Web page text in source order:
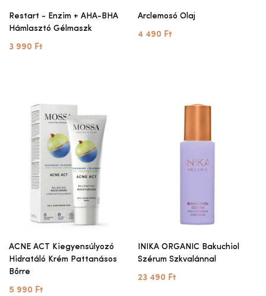
Restart - Enzim + AHA-BHA
Hámlasztó Gélmaszk
3 990 Ft
Arclemosó Olaj
4 490 Ft
ACNE ACT Kiegyensúlyozó
Hidratáló Krém Pattanásos
Bőrre
5 990 Ft
INIKA ORGANIC Bakuchiol
Szérum Szkvalánnal
23 490 Ft